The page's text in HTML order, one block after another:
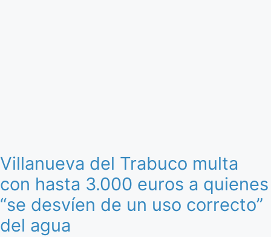
Villanueva del Trabuco multa
con hasta 3.000 euros a quienes
“se desvíen de un uso correcto”
del agua